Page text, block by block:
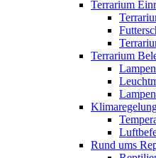
Terrarium
Terrarium
Rund ums